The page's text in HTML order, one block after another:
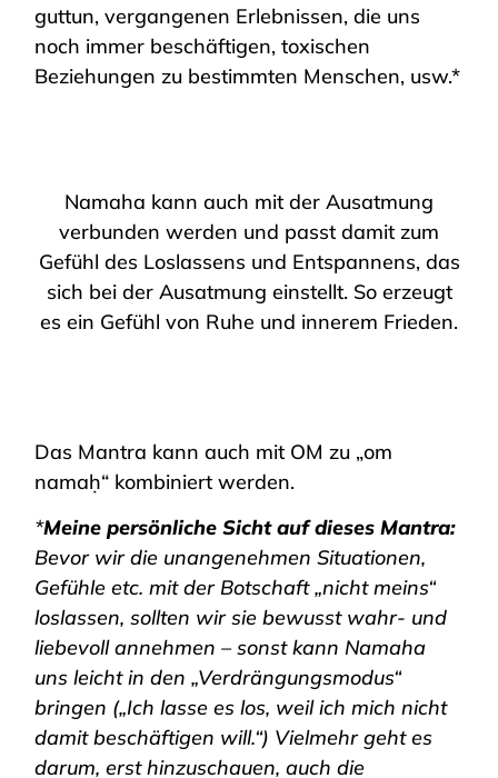
guttun, vergangenen Erlebnissen, die uns
noch immer beschäftigen, toxischen
Beziehungen zu bestimmten Menschen, usw.*
Namaha kann auch mit der Ausatmung
verbunden werden und passt damit zum
Gefühl des Loslassens und Entspannens, das
sich bei der Ausatmung einstellt. So erzeugt
es ein Gefühl von Ruhe und innerem Frieden.
Das Mantra kann auch mit OM zu „om
namaḥ“ kombiniert werden.
*Meine persönliche Sicht auf dieses Mantra:
Bevor wir die unangenehmen Situationen,
Gefühle etc. mit der Botschaft „nicht meins“
loslassen, sollten wir sie bewusst wahr- und
liebevoll annehmen – sonst kann Namaha
uns leicht in den „Verdrängungsmodus“
bringen („Ich lasse es los, weil ich mich nicht
damit beschäftigen will.“) Vielmehr geht es
darum, erst hinzuschauen, auch die